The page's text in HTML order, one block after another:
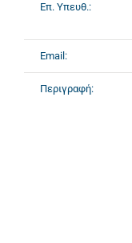
Επ. Υπευθ.:
Email:
Περιγραφή: